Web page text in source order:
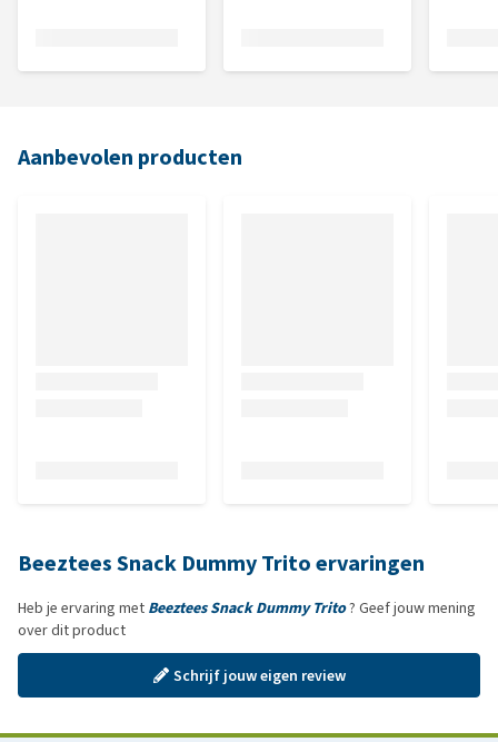
Aanbevolen producten
Beeztees Snack Dummy Trito ervaringen
Heb je ervaring met Beeztees Snack Dummy Trito? Geef jouw mening
over dit product
Schrijf jouw eigen review